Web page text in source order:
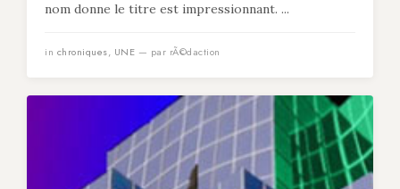
nom donne le titre est impressionnant. ...
in chroniques, UNE — par rÃ©daction